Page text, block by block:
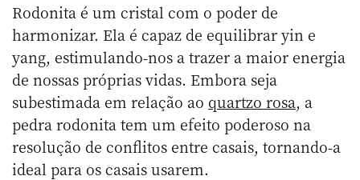
Rodonita é um cristal com o poder de
harmonizar. Ela é capaz de equilibrar yin e
yang, estimulando-nos a trazer a maior energia
de nossas próprias vidas. Embora seja
subestimada em relação ao quartzo rosa, a
pedra rodonita tem um efeito poderoso na
resolução de conflitos entre casais, tornando-a
ideal para os casais usarem.